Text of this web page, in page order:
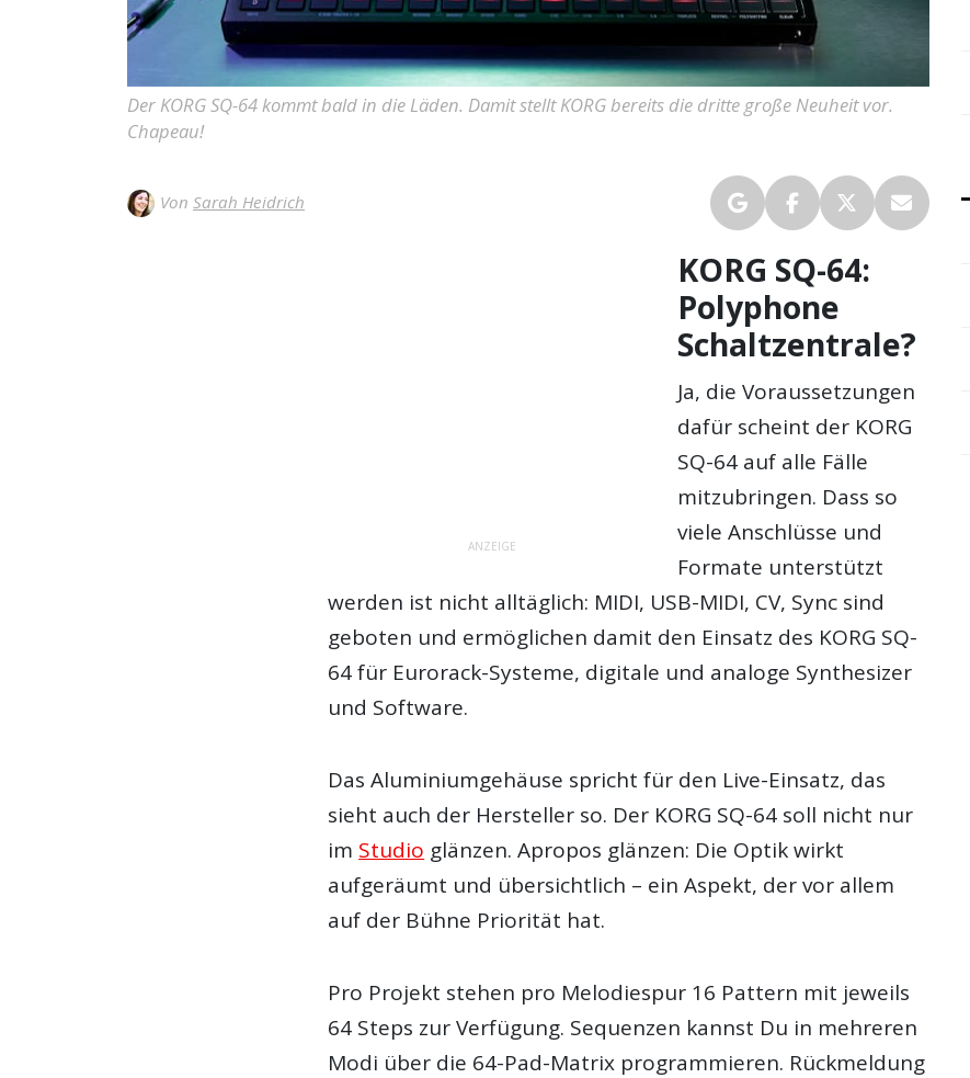
Der KORG SQ-64 kommt bald in die Läden. Damit stellt KORG bereits die dritte große Neuheit vor.
Chapeau!
Von Sarah Heidrich
ANZEIGE
KORG SQ-64:
Polyphone
Schaltzentrale?
Ja, die Voraussetzungen
dafür scheint der KORG
SQ-64 auf alle Fälle
mitzubringen. Dass so
viele Anschlüsse und
Formate unterstützt
werden ist nicht alltäglich: MIDI, USB-MIDI, CV, Sync sind
geboten und ermöglichen damit den Einsatz des KORG SQ-
64 für Eurorack-Systeme, digitale und analoge Synthesizer
und Software.
Das Aluminiumgehäuse spricht für den Live-Einsatz, das
sieht auch der Hersteller so. Der KORG SQ-64 soll nicht nur
im Studio glänzen. Apropos glänzen: Die Optik wirkt
aufgeräumt und übersichtlich – ein Aspekt, der vor allem
auf der Bühne Priorität hat.
Pro Projekt stehen pro Melodiespur 16 Pattern mit jeweils
64 Steps zur Verfügung. Sequenzen kannst Du in mehreren
Modi über die 64-Pad-Matrix programmieren. Rückmeldung